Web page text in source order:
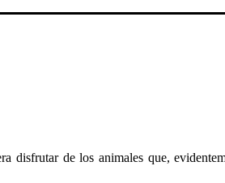
disfrutar de los animales que,